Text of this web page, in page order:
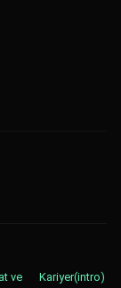
ve Kariyer(intro)